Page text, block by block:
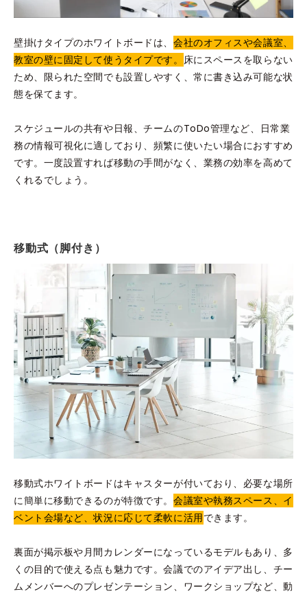
壁掛けタイプのホワイトボードは、 会社のオフィスや会議室、
教室の壁に固定して使うタイプです。 床にスペースを取らない
ため、限られた空間でも設置しやすく、常に書き込み可能な状
態を保てます。
スケジュールの共有や日報、チームのToDo管理など、日常業
務の情報可視化に適しており、頻繁に使いたい場合におすすめ
です。一度設置すれば移動の手間がなく、業務の効率を高めて
くれるでしょう。
移動式（脚付き）
移動式ホワイトボードはキャスターが付いており、必要な場所
に簡単に移動できるのが特徴です。 会議室や執務スペース、イ
ベント会場など、状況に応じて柔軟に活用できます。
裏面が掲示板や月間カレンダーになっているモデルもあり、多
くの目的で使える点も魅力です。会議でのアイデア出し、チー
ムメンバーへのプレゼンテーション、ワークショップなど、動